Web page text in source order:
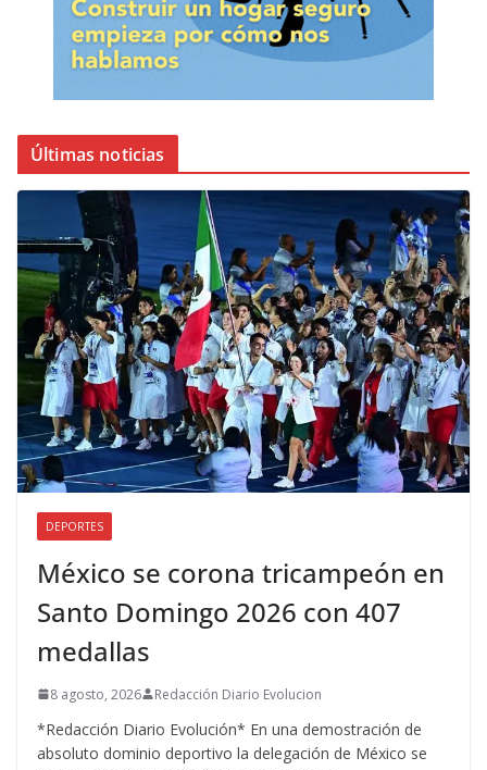
Últimas noticias
DEPORTES
México se corona tricampeón en
Santo Domingo 2026 con 407
medallas
8 agosto, 2026 Redacción Diario Evolucion
*Redacción Diario Evolución* En una demostración de
absoluto dominio deportivo la delegación de México se